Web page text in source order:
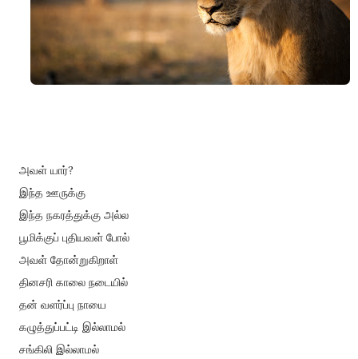
அவள் யார்?
இந்த ஊருக்கு
இந்த நகரத்துக்கு அல்ல
பூமிக்குப் புதியவள் போல்
அவள் தோன்றுகிறாள்
தினசரி காலை நடையில்
தன் வளர்ப்பு நாயை
கழுத்துப்பட்டி இல்லாமல்
சங்கிலி இல்லாமல்